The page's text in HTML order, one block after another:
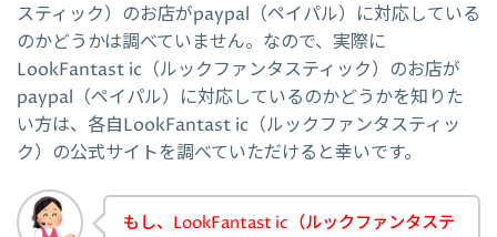
スティック）のお店がpaypal（ペイパル）に対応している
のかどうかは調べていません。なので、実際に
LookFantast ic（ルックファンタスティック）のお店が
paypal（ペイパル）に対応しているのかどうかを知りた
い方は、各自LookFantast ic（ルックファンタスティッ
ク）の公式サイトを調べていただけると幸いです。
もし、LookFantast ic（ルックファンタステ